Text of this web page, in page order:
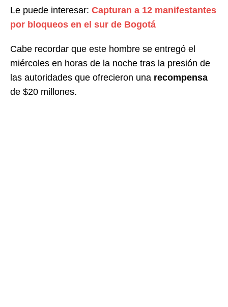
Le puede interesar: Capturan a 12 manifestantes
por bloqueos en el sur de Bogotá
Cabe recordar que este hombre se entregó el
miércoles en horas de la noche tras la presión de
las autoridades que ofrecieron una recompensa
de $20 millones.